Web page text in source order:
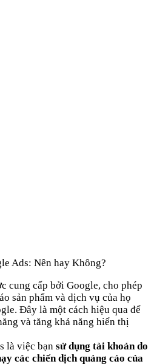
Ads: Nên hay Không?
cung cấp bởi Google, cho phép
sản phẩm và dịch vụ của họ
Đây là một cách hiệu qua để
và tăng khả năng hiển thị
là việc bạn sử dụng tài khoản do
các chiến dịch quảng cáo của